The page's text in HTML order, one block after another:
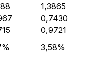
1,3865
0,7430
0,9721
3,58%